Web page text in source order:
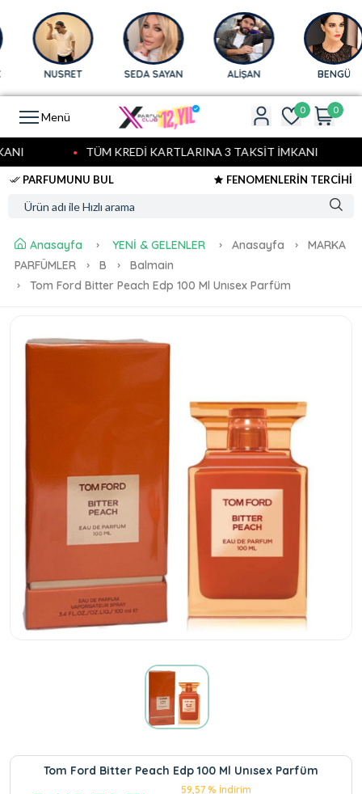
NUSRET SEDA SAYAN ALİŞAN BENGÜ
Menü 0 0
TÜM KREDİ KARTLARINA 3 TAKSİT İMKANI
PARFUMUNU BUL FENOMENLERİN TERCİHİ
Anasayfa YENİ & GELENLER Anasayfa
MARKA
PARFÜMLER
B
Balmain
Tom Ford Bitter Peach Edp 100 Ml Unısex Parfüm
Tom Ford Bitter Peach Edp 100 Ml Unısex Parfüm
59,57 % İndirim